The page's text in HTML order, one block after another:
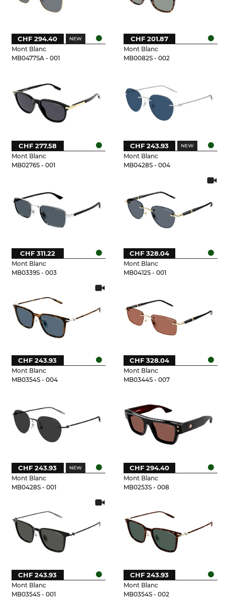
Mont Blanc
MB0477SA - 001
CHF 294.40
Mont Blanc
MB0082S - 002
CHF 201.87
Mont Blanc
MB0276S - 001
CHF 277.58
Mont Blanc
MB0428S - 004
CHF 243.93
Mont Blanc
MB0339S - 003
CHF 311.22
Mont Blanc
MB0412S - 001
CHF 328.04
Mont Blanc
MB0354S - 004
CHF 243.93
Mont Blanc
MB0344S - 007
CHF 328.04
Mont Blanc
MB0428S - 001
CHF 243.93
Mont Blanc
MB0253S - 008
CHF 294.40
Mont Blanc
MB0354S - 001
CHF 243.93
Mont Blanc
MB0354S - 002
CHF 243.93